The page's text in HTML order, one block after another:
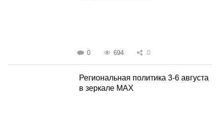
0 694 0
Региональная политика 3-6 августа
в зеркале MAX